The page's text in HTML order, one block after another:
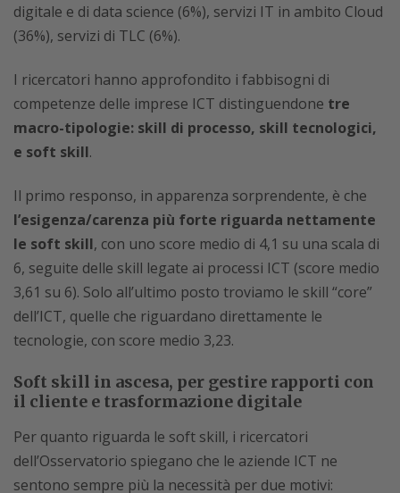
digitale e di data science (6%), servizi IT in ambito Cloud
(36%), servizi di TLC (6%).
I ricercatori hanno approfondito i fabbisogni di
competenze delle imprese ICT distinguendone tre
macro-tipologie: skill di processo, skill tecnologici,
e soft skill.
Il primo responso, in apparenza sorprendente, è che
l’esigenza/carenza più forte riguarda nettamente
le soft skill, con uno score medio di 4,1 su una scala di
6, seguite delle skill legate ai processi ICT (score medio
3,61 su 6). Solo all’ultimo posto troviamo le skill “core”
dell’ICT, quelle che riguardano direttamente le
tecnologie, con score medio 3,23.
Soft skill in ascesa, per gestire rapporti con
il cliente e trasformazione digitale
Per quanto riguarda le soft skill, i ricercatori
dell’Osservatorio spiegano che le aziende ICT ne
sentono sempre più la necessità per due motivi: